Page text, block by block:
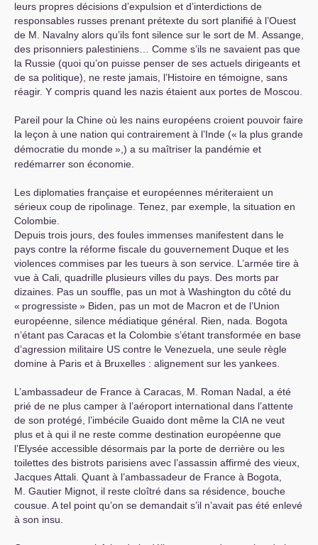
leurs propres décisions d’expulsion et d’interdictions de
responsables russes prenant prétexte du sort planifié à l’Ouest
de M. Navalny alors qu’ils font silence sur le sort de M. Assange,
des prisonniers palestiniens… Comme s’ils ne savaient pas que
la Russie (quoi qu’on puisse penser de ses actuels dirigeants et
de sa politique), ne reste jamais, l’Histoire en témoigne, sans
réagir. Y compris quand les nazis étaient aux portes de Moscou.
Pareil pour la Chine où les nains européens croient pouvoir faire
la leçon à une nation qui contrairement à l’Inde (« la plus grande
démocratie du monde»,) a su maîtriser la pandémie et
redémarrer son économie.
Les diplomaties française et européennes mériteraient un
sérieux coup de ripolinage. Tenez, par exemple, la situation en
Colombie.
Depuis trois jours, des foules immenses manifestent dans le
pays contre la réforme fiscale du gouvernement Duque et les
violences commises par les tueurs à son service. L’armée tire à
vue à Cali, quadrille plusieurs villes du pays. Des morts par
dizaines. Pas un souffle, pas un mot à Washington du côté du
« progressiste» Biden, pas un mot de Macron et de l’Union
européenne, silence médiatique général. Rien, nada. Bogota
n’étant pas Caracas et la Colombie s’étant transformée en base
d’agression militaire US contre le Venezuela, une seule règle
domine à Paris et à Bruxelles : alignement sur les yankees.
L’ambassadeur de France à Caracas, M. Roman Nadal, a été
prié de ne plus camper à l’aéroport international dans l’attente
de son protégé, l’imbécile Guaido dont même la CIA ne veut
plus et à qui il ne reste comme destination européenne que
l’Elysée accessible désormais par la porte de derrière ou les
toilettes des bistrots parisiens avec l’assassin affirmé des vieux,
Jacques Attali. Quant à l’ambassadeur de France à Bogota,
M. Gautier Mignot, il reste cloîtré dans sa résidence, bouche
cousue. A tel point qu’on se demandait s’il n’avait pas été enlevé
à son insu.